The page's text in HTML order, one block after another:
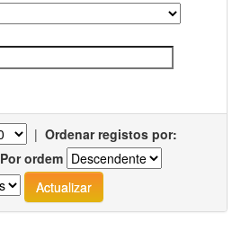
| Ordenar registos por:
Por ordem